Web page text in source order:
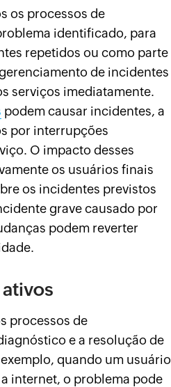
os processos de
identificado, para
repetidos ou como parte
de incidentes
serviços imediatamente.
podem causar incidentes, a
por interrupções
O impacto desses
os usuários finais
os incidentes previstos
gravecausado por
podem reverter
processos de
e a resolução de
quando um usuário
internet, o problema pode